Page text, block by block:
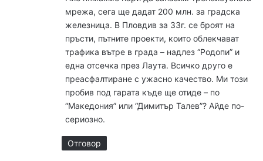
:
мрежа, сега ще дадат 200 млн. за градска
железница. В Пловдив за 33г. се броят на
пръсти, пътните проекти, които облекчават
трафика вътре в града – надлез “Родопи” и
една отсечка през Лаута. Всичко друго е
преасфалтиране с ужасно качество. Ми този
пробив под гарата къде ще отиде – по
“Македония” или “Димитър Талев”? Айде по-
сериозно.
Отговор